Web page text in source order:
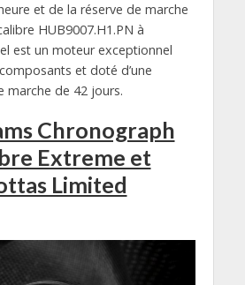
et de la réserve de marche
HUB9007.H1.PN à
est un moteur exceptionnel
et doté d’une
marche de 42 jours.
Chronograph
Extreme et
Limited